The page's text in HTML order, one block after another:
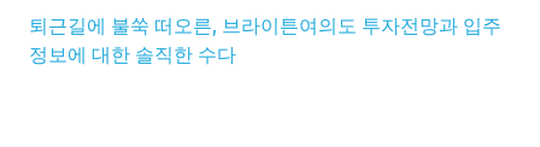
퇴근길에 불쑥 떠오른, 브라이튼여의도 투자전망과 입주
정보에 대한 솔직한 수다